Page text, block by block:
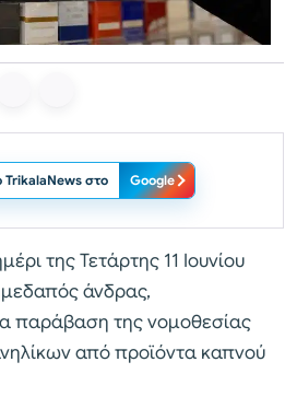
TrikalaNews στο Google
της Τετάρτης 11 Ιουνίου
άνδρας,
παράβαση της νομοθεσίας
από προϊόντα καπνού